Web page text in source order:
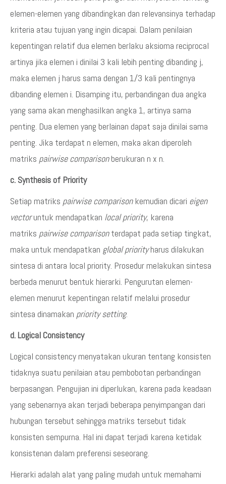
elemen-elemen yang dibandingkan dan relevansinya terhadap
kriteria atau tujuan yang ingin dicapai. Dalam penilaian
kepentingan relatif dua elemen berlaku aksioma reciprocal
artinya jika elemen i dinilai 3 kali lebih penting dibanding j,
maka elemen j harus sama dengan 1/3 kali pentingnya
dibanding elemen i. Disamping itu, perbandingan dua angka
yang sama akan menghasilkan angka 1, artinya sama
penting. Dua elemen yang berlainan dapat saja dinilai sama
penting. Jika terdapat n elemen, maka akan diperoleh
matriks pairwise comparisonberukuran n x n.
c. Synthesis of Priority
Setiap matriks pairwise comparisonkemudian dicari eigen
vectoruntuk mendapatkan local priority, karena
matriks pairwise comparisonterdapat pada setiap tingkat,
maka untuk mendapatkan global priorityharus dilakukan
sintesa di antara local priority. Prosedur melakukan sintesa
berbeda menurut bentuk hierarki. Pengurutan elemen-
elemen menurut kepentingan relatif melalui prosedur
sintesa dinamakan priority setting.
d. Logical Consistency
Logical consistency menyatakan ukuran tentang konsisten
tidaknya suatu penilaian atau pembobotan perbandingan
berpasangan. Pengujian ini diperlukan, karena pada keadaan
yang sebenarnya akan terjadi beberapa penyimpangan dari
hubungan tersebut sehingga matriks tersebut tidak
konsisten sempurna. Hal ini dapat terjadi karena ketidak
konsistenan dalam preferensi seseorang.
Hierarki adalah alat yang paling mudah untuk memahami